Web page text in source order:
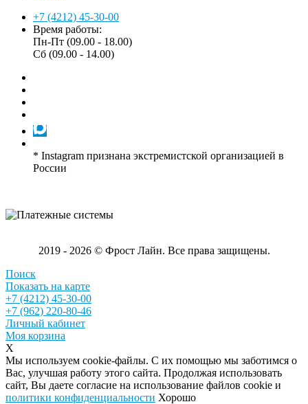
+7 (4212) 45-30-00
Время работы:
Пн-Пт (09.00 - 18.00)
Сб (09.00 - 14.00)
* Instagram признана экстремистской организацией в
России
2019 - 2026 © Фрост Лайн. Все права защищены.
Поиск
Показать на карте
+7 (4212) 45-30-00
+7 (962) 220-80-46
Личный кабинет
Моя корзина
X
Мы используем cookie-файлы. С их помощью мы заботимся о
Вас, улучшая работу этого сайта. Продолжая использовать
сайт, Вы даете согласие на использование файлов cookie и
политики конфиденциальности Хорошо